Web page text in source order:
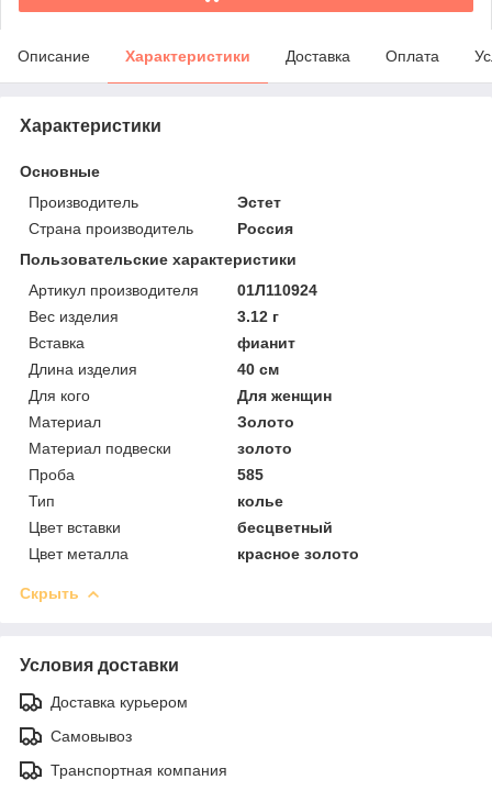
Описание Характеристики Доставка Оплата
Характеристики
Основные
Производитель
Эстет
Страна производитель
Россия
Пользовательские характеристики
Артикул производителя
01Л110924
Вес изделия
3.12 г
Вставка
фианит
Длина изделия
40 см
Для кого
Для женщин
Материал
Золото
Материал подвески
золото
Проба
585
Тип
колье
Цвет вставки
бесцветный
Цвет металла
красное золото
Скрыть
Условия доставки
Доставка курьером
Самовывоз
Транспортная компания